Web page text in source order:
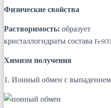
Физические свойства
Растворимость: образует
кристаллогидраты состава
Химизм получения
1. Ионный обмен с выпадением